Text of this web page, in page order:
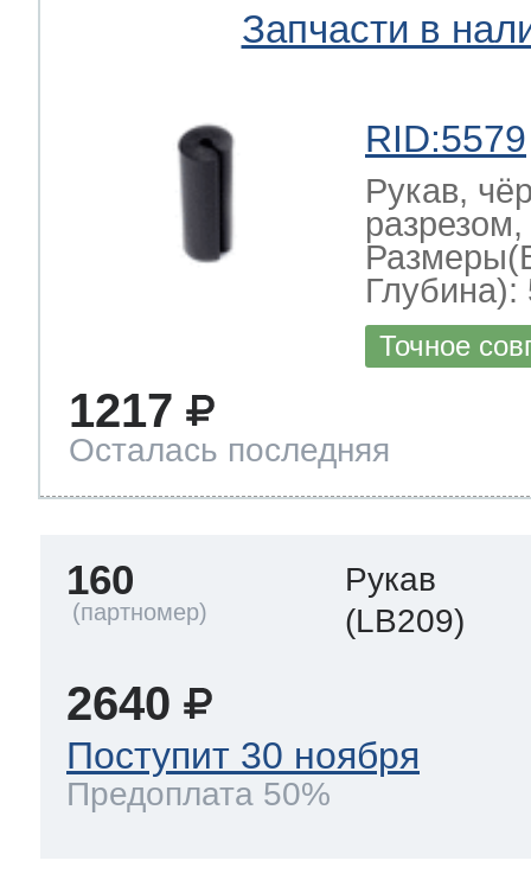
Запчасти в
RID:5579
Рукав,
Глубина):
Точное
1217
Осталась последняя
160
Рукав
(LB209)
2640
Поступит 30 ноября
Предоплата 50%